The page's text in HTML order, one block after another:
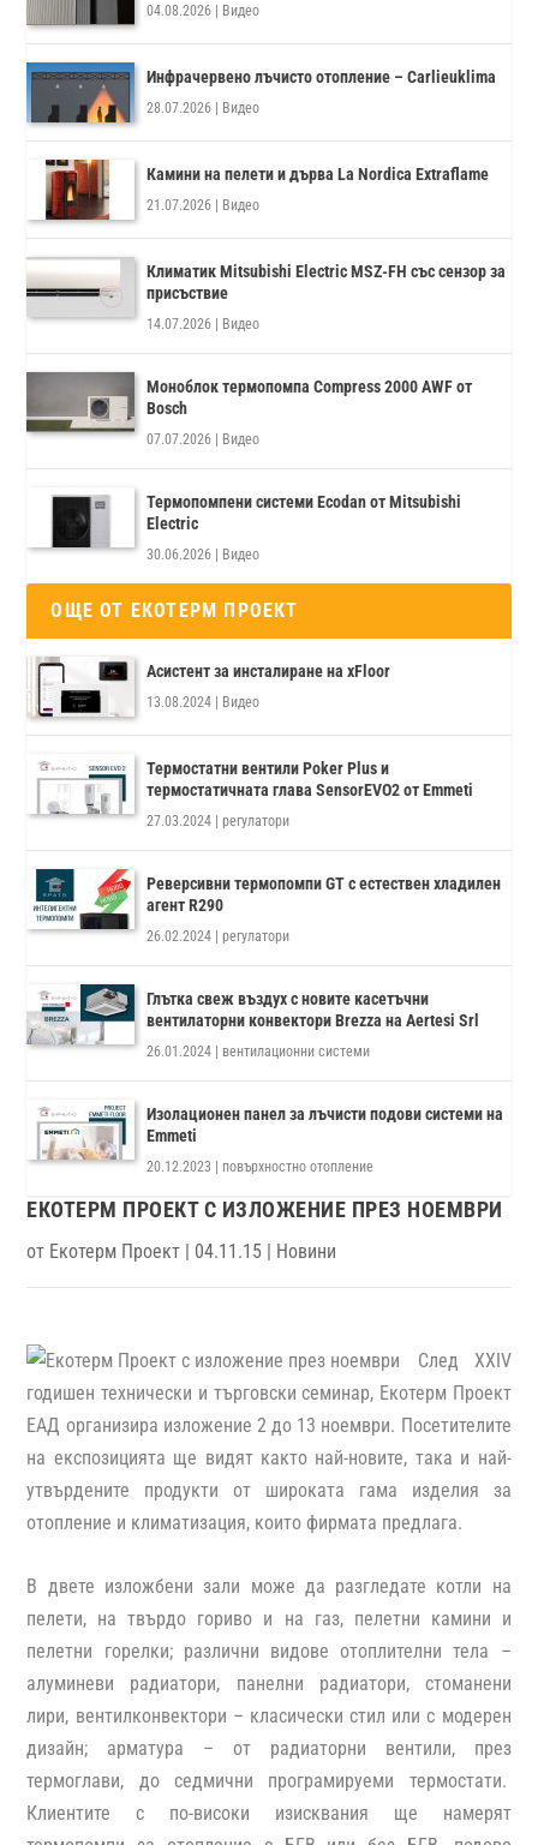
04.08.2026 | Видео
Инфрачервено лъчисто отопление – Carlieuklima
28.07.2026 | Видео
Камини на пелети и дърва La Nordica Extraflame
21.07.2026 | Видео
Климатик Mitsubishi Electric MSZ-FH със сензор за
присъствие
14.07.2026 | Видео
Моноблок термопомпа Compress 2000 AWF от
Bosch
07.07.2026 | Видео
Термопомпени системи Ecodan от Mitsubishi
Electric
30.06.2026 | Видео
ОЩЕ ОТ ЕКОТЕРМ ПРОЕКТ
Асистент за инсталиране на xFloor
13.08.2024 | Видео
Термостатни вентили Poker Plus и
термостатичната глава SensorEVO2 от Emmeti
27.03.2024 |регулатори
Реверсивни термопомпи GT с естествен хладилен
агент R290
26.02.2024 |регулатори
Глътка свеж въздух с новите касетъчни
вентилаторни конвектори Brezza на Aertesi Srl
26.01.2024 | вентилационни системи
Изолационен панел за лъчисти подови системи на
Emmeti
20.12.2023 | повърхностно отопление
ЕКОТЕРМ ПРОЕКТ С ИЗЛОЖЕНИЕ ПРЕЗ НОЕМВРИ
от Екотерм Проект | 04.11.15 | Новини
След XXIV
годишен технически и търговски семинар, Екотерм Проект
ЕАД организира изложение 2 до 13 ноември. Посетителите
на експозицията ще видят както най-новите, така и най-
утвърдените продукти от широката гама изделия за
отопление и климатизация, които фирмата предлага.
В двете изложбени зали може да разгледате котли на
пелети, на твърдо гориво и на газ, пелетни камини и
пелетни горелки; различни видове отоплителни тела –
алуминеви радиатори, панелни радиатори, стоманени
лири, вентилконвектори – класически стил или с модерен
дизайн; арматура – от радиаторни вентили, през
термоглави, до седмични програмируеми термостати.
Клиентите с по-високи изисквания ще намерят